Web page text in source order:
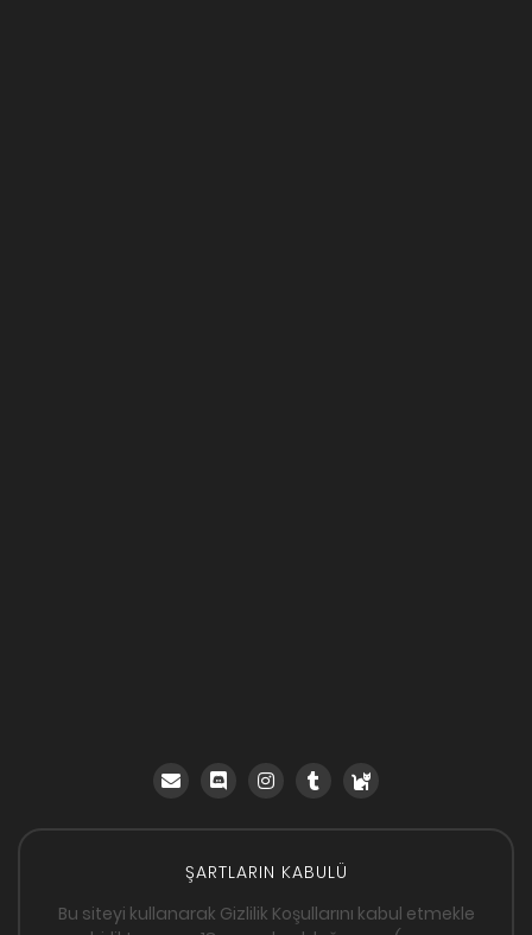
ŞARTLARIN KABULÜ
Bu siteyi kullanarak Gizlilik Koşullarını kabul etmekle